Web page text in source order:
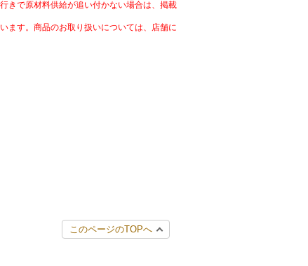
きで原材料供給が追い付かない場合は、掲載
ます。商品のお取り扱いについては、店舗に
このページのTOPへ